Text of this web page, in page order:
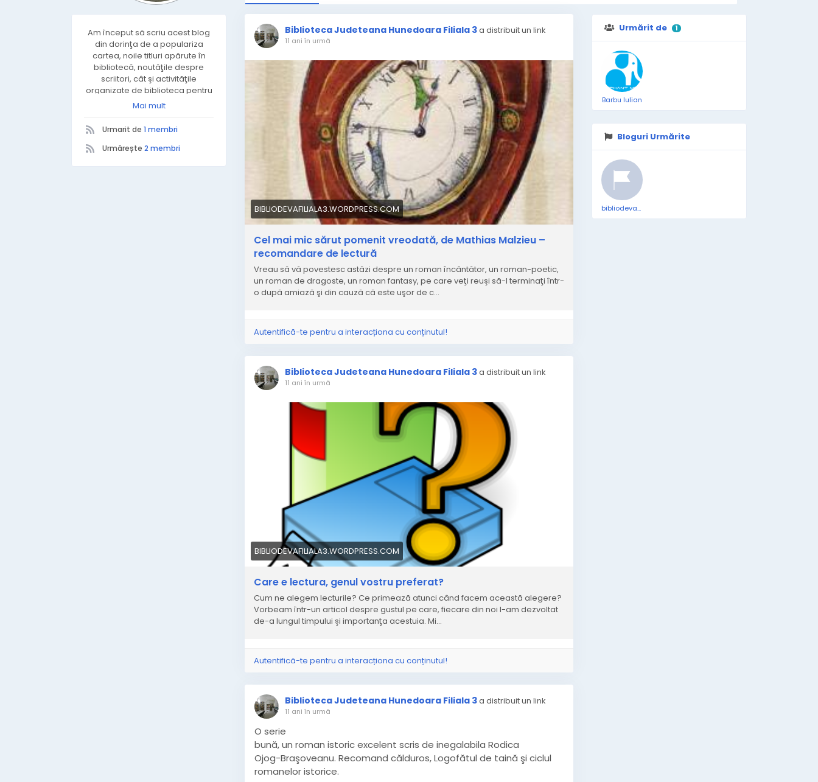
Am început să scriu acest blog
din dorinţa de a populariza
cartea, noile titluri apărute în
bibliotecă, noutăţile despre
scriitori, cât şi activităţile
organizate de biblioteca pentru
toţi utilizatorii noştri. Fac cu
meserie de care sunt mândră.
Mi-aş dori să găsesc cât mai
mulţi prieteni virtuali cărora să le
Mai mult
Urmarit de 1 membri
Urmărește 2 membri
Urmărit de 1
Barbu Iulian
Bloguri Urmărite
bibliodevafiliala3
Biblioteca Judeteana Hunedoara Filiala 3a distribuit un link
11 ani în urmă
BIBLIODEVAFILIALA3.WORDPRESS.COM
Cel mai mic sărut pomenit vreodată, de Mathias Malzieu –
recomandare de lectură
Vreau să vă povestesc astăzi despre un roman încântător, un roman-poetic,
un roman de dragoste, un roman fantasy, pe care veţi reuşi să-l terminaţi într-
o după amiază şi din cauză că este uşor de c…
Autentifică-te pentru a interacționa cu conținutul!
Biblioteca Judeteana Hunedoara Filiala 3a distribuit un link
11 ani în urmă
BIBLIODEVAFILIALA3.WORDPRESS.COM
Care e lectura, genul vostru preferat?
Cum ne alegem lecturile? Ce primează atunci când facem această alegere?
Vorbeam într-un articol despre gustul pe care, fiecare din noi l-am dezvoltat
de-a lungul timpului şi importanţa acestuia. Mi…
Autentifică-te pentru a interacționa cu conținutul!
Biblioteca Judeteana Hunedoara Filiala 3a distribuit un link
11 ani în urmă
O serie
bună, un roman istoric excelent scris de inegalabila Rodica
Ojog-Braşoveanu. Recomand călduros, Logofătul de taină şi ciclul
romanelor istorice.